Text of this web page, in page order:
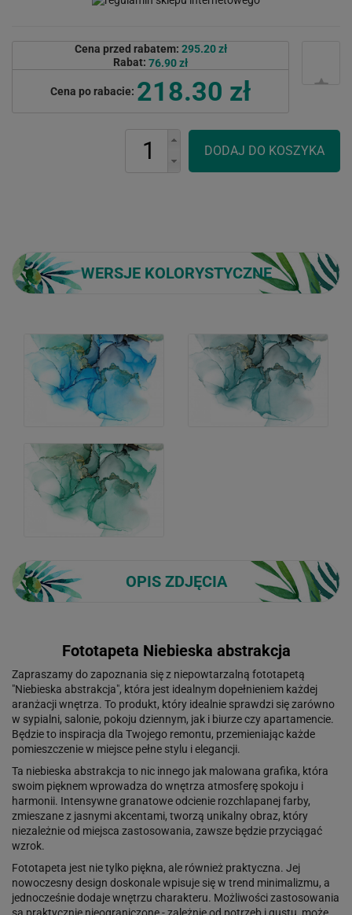
Cena przed rabatem: 295.20 zł
Rabat: 76.90 zł
Cena po rabacie: 218.30 zł
WERSJE KOLORYSTYCZNE
OPIS ZDJĘCIA
Fototapeta Niebieska abstrakcja
Zapraszamy do zapoznania się z niepowtarzalną fototapetą
"Niebieska abstrakcja", która jest idealnym dopełnieniem każdej
aranżacji wnętrza. To produkt, który idealnie sprawdzi się zarówno
w sypialni, salonie, pokoju dziennym, jak i biurze czy apartamencie.
Będzie to inspiracja dla Twojego remontu, przemieniając każde
pomieszczenie w miejsce pełne stylu i elegancji.
Ta niebieska abstrakcja to nic innego jak malowana grafika, która
swoim pięknem wprowadza do wnętrza atmosferę spokoju i
harmonii. Intensywne granatowe odcienie rozchlapanej farby,
zmieszane z jasnymi akcentami, tworzą unikalny obraz, który
niezależnie od miejsca zastosowania, zawsze będzie przyciągać
wzrok.
Fototapeta jest nie tylko piękna, ale również praktyczna. Jej
nowoczesny design doskonale wpisuje się w trend minimalizmu, a
jednocześnie dodaje wnętrzu charakteru. Możliwości zastosowania